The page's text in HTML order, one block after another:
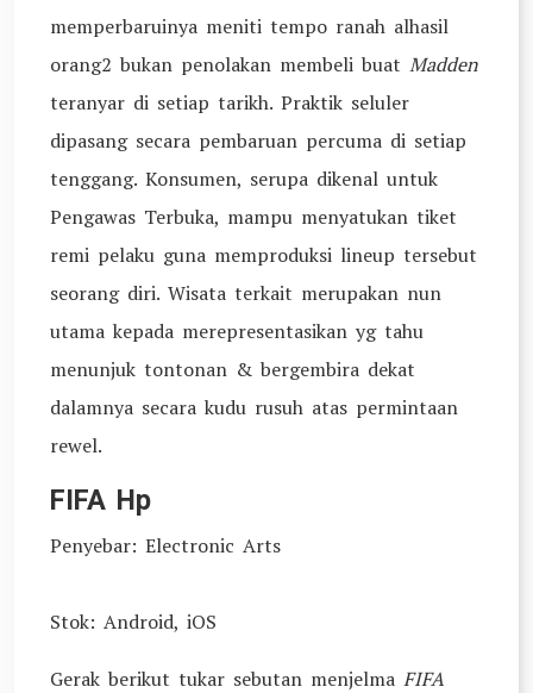
memperbaruinya meniti tempo ranah alhasil
orang2 bukan penolakan membeli buat Madden
teranyar di setiap tarikh. Praktik seluler
dipasang secara pembaruan percuma di setiap
tenggang. Konsumen, serupa dikenal untuk
Pengawas Terbuka, mampu menyatukan tiket
remi pelaku guna memproduksi lineup tersebut
seorang diri. Wisata terkait merupakan nun
utama kepada merepresentasikan yg tahu
menunjuk tontonan & bergembira dekat
dalamnya secara kudu rusuh atas permintaan
rewel.
FIFA Hp
Penyebar: Electronic Arts
Stok: Android, iOS
Gerak berikut tukar sebutan menjelma FIFA